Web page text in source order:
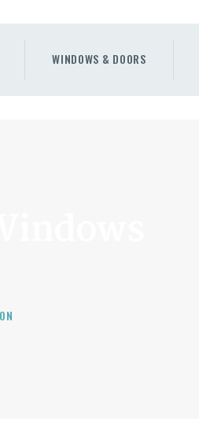
WINDOWS & DOORS